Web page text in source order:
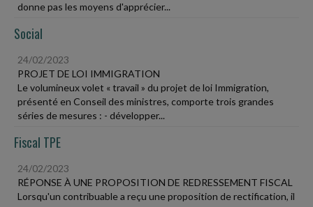
donne pas les moyens d'apprécier...
Social
24/02/2023
PROJET DE LOI IMMIGRATION
Le volumineux volet « travail » du projet de loi Immigration,
présenté en Conseil des ministres, comporte trois grandes
séries de mesures : - développer...
Fiscal TPE
24/02/2023
RÉPONSE À UNE PROPOSITION DE REDRESSEMENT FISCAL
Lorsqu'un contribuable a reçu une proposition de rectification, il